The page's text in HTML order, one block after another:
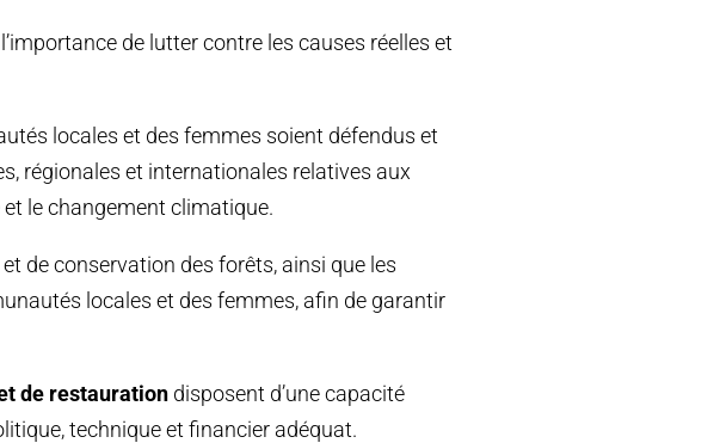
de lutter contre les causes réelles et
locales et des femmes soient défendus et
régionales et internationales relatives aux
le changement climatique.
de conservation des forêts, ainsi que les
locales et des femmes, afin de garantir
de restauration disposent d’une capacité
technique et financier adéquat.